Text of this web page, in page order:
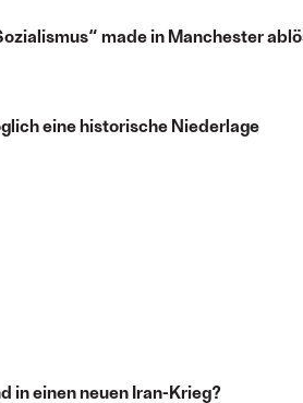
made in Manchester
eine historische Niederlage
in einen neuen Iran-Krieg?